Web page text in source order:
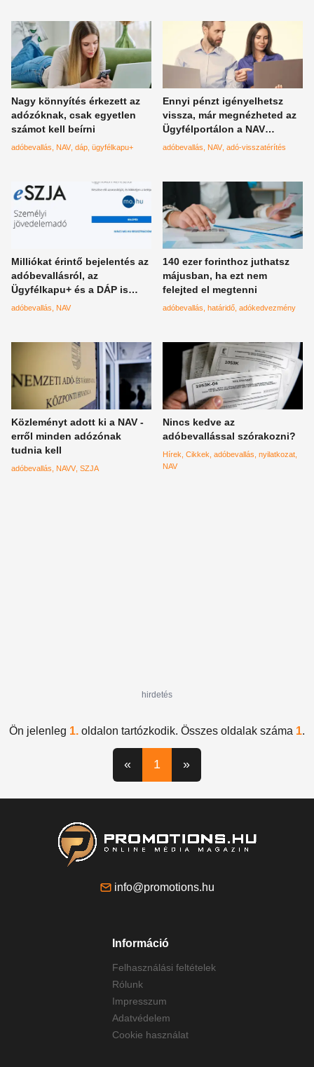
Nagy könnyítés érkezett az
adózóknak, csak egyetlen
számot kell beírni
adóbevallás NAV dáp ügyfélkapu+
Ennyi pénzt igényelhetsz
vissza, már megnézheted az
Ügyfélportálon a NAV
küldeményét
adóbevallás NAV adó-visszatérítés
Milliókat érintő bejelentés az
adóbevallásról, az
Ügyfélkapu+ és a DÁP is
fontos szerepet kap
adóbevallás NAV
140 ezer forinthoz juthatsz
májusban, ha ezt nem
felejted el megtenni
adóbevallás határidő adókedvezmény
Közleményt adott ki a NAV -
erről minden adózónak
tudnia kell
adóbevallás NAVV SZJA
Nincs kedve az
adóbevallással szórakozni?
Hírek Cikkek adóbevallás nyilatkozat
NAV
hirdetés
Ön jelenleg 1. oldalon tartózkodik. Összes oldalak száma 1.
« 1 »
info@promotions.hu
Információ
Felhasználási feltételek
Rólunk
Impresszum
Adatvédelem
Cookie használat